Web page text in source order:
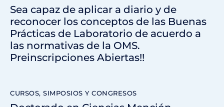
Sea capaz de aplicar a diario y de
reconocer los conceptos de las Buenas
Prácticas de Laboratorio de acuerdo a
las normativas de la OMS.
Preinscripciones Abiertas!!
CURSOS, SIMPOSIOS Y CONGRESOS